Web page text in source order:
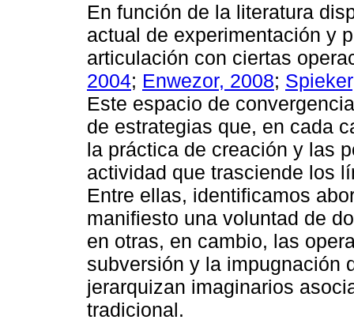
En función de la literatura
actual de experimentación y
articulación con ciertas
2004; Enwezor, 2008;
Este espacio de
de estrategias que, en cada
la práctica de creación y las
actividad que trasciende los
Entre ellas, identificamos
manifiesto una voluntad de
en otras, en cambio, las
subversión y la impugnación
jerarquizan imaginarios
tradicional.